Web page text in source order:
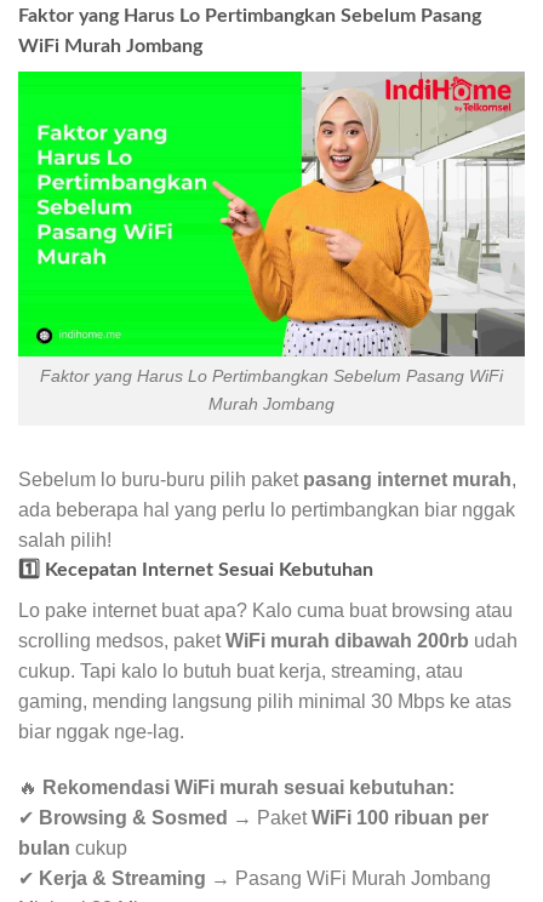
Faktor yang Harus Lo Pertimbangkan Sebelum Pasang
WiFi Murah Jombang
Faktor yang Harus Lo Pertimbangkan Sebelum Pasang WiFi
Murah Jombang
Sebelum lo buru-buru pilih paket pasang internet murah,
ada beberapa hal yang perlu lo pertimbangkan biar nggak
salah pilih!
1️⃣ Kecepatan Internet Sesuai Kebutuhan
Lo pake internet buat apa? Kalo cuma buat browsing atau
scrolling medsos, paketWiFi murah dibawah 200rb udah
cukup. Tapi kalo lo butuh buat kerja, streaming, atau
gaming, mending langsung pilih minimal 30 Mbps ke atas
biar nggak nge-lag.
🔥 Rekomendasi WiFi murah sesuai kebutuhan:
✔ Browsing & Sosmed → PaketWiFi 100 ribuan per
bulan cukup
✔ Kerja & Streaming → Pasang WiFi Murah Jombang